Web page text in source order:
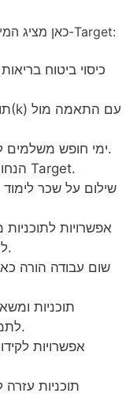
כאן מציג המילון כמה מהטבות המיועדות לעובדים ב-Target:
כיסוי ביטוח
ימי חופש משלמים לחופשה, חגים וחופשת מחלה.
הנחות לעובדים על סחורת ושירותי Target.
שילום על שכר
אפשרויות
להתאים לאיזון בין עבודה וחיים.
שום עבודה הורה
תוכניות
לתמיכה בבריאות ובריאות העובד.
אפשרויות
תוכניות עזרה